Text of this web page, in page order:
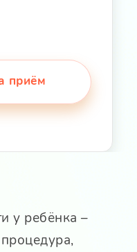
приём
у ребёнка –